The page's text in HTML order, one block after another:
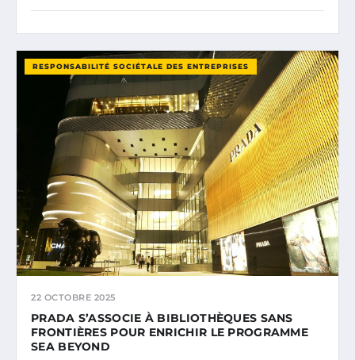
RESPONSABILITÉ SOCIÉTALE DES ENTREPRISES
22 OCTOBRE 2025
PRADA S’ASSOCIE À BIBLIOTHÈQUES SANS
FRONTIÈRES POUR ENRICHIR LE PROGRAMME
SEA BEYOND